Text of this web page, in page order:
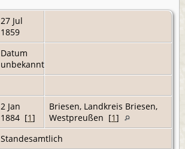
27 Jul
1859
Datum
unbekannt
2 Jan
1884 [1]
Briesen, Landkreis Briesen,
Westpreußen [1]
Standesamtlich